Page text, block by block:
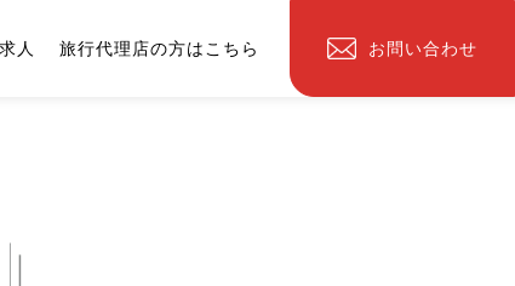
人 旅行代理店の方はこちら お問い合わせ